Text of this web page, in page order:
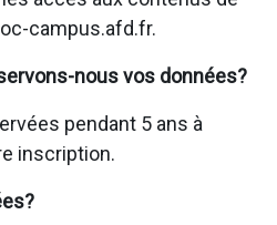
campus.afd.fr.
nous vos données?
pendant 5 ans à
inscription.